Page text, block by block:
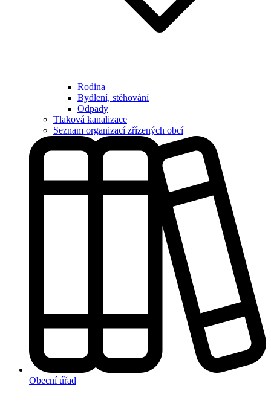
Rodina
Bydlení, stěhování
Odpady
Tlaková kanalizace
Seznam organizací zřízených obcí
Obecní úřad